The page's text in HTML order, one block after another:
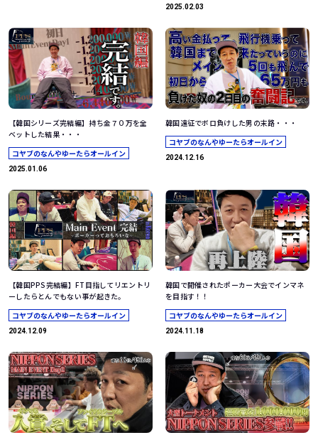
2025.02.03
【韓国シリーズ完結編】持ち金７０万を全
ベットした結果・・・
コヤブのなんやゆーたらオールイン
2025.01.06
韓国遠征でボロ負けした男の末路・・・
コヤブのなんやゆーたらオールイン
2024.12.16
【韓国PPS完結編】FT目指してリエントリ
ーしたらとんでもない事が起きた。
コヤブのなんやゆーたらオールイン
2024.12.09
韓国で開催されたポーカー大会でインマネ
を目指す！！
コヤブのなんやゆーたらオールイン
2024.11.18